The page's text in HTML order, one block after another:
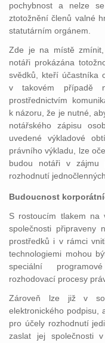
pochybnost a nelze
ztotožnění členů valné
statutárním orgánem.
Zde je na místě
notáři prokázána
svědků, kteří účastníka
v takovém případě
prostřednictvím
k názoru, že je nutné,
notářského zápisu
uvedené výkladové
právního výkladu, lze
budou notáři v zájmu
rozhodnutí
Budoucnost
S rostoucím tlakem na
společnosti připraveny
prostředků i v rámci
technologiemi mohou
speciální
rozhodovací procesy
Zároveň lze již v
elektronického podpisu,
pro účely rozhodnutí
zaslat jej společnosti